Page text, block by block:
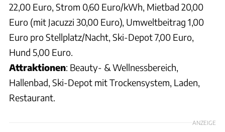
22,00 Euro, Strom 0,60 Euro/kWh, Mietbad 20,00
Euro (mit Jacuzzi 30,00 Euro), Umweltbeitrag 1,00
Euro pro Stellplatz/Nacht, Ski-Depot 7,00 Euro,
Hund 5,00 Euro.
Attraktionen: Beauty- & Wellnessbereich,
Hallenbad, Ski-Depot mit Trockensystem, Laden,
Restaurant.
ANZEIGE